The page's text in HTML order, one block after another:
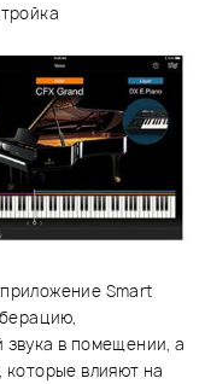
Smart
в помещении, а
влияют на